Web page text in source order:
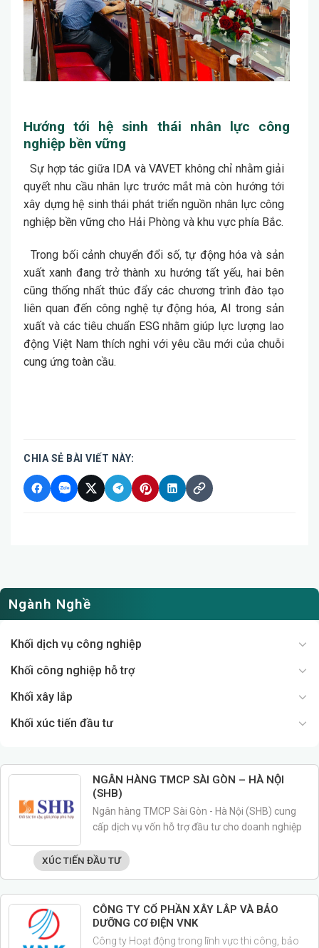
Hướng tới hệ sinh thái nhân lực công
nghiệp bền vững
Sự hợp tác giữa IDA và VAVET không chỉ nhằm giải
quyết nhu cầu nhân lực trước mắt mà còn hướng tới
xây dựng hệ sinh thái phát triển nguồn nhân lực công
nghiệp bền vững cho Hải Phòng và khu vực phía Bắc.
Trong bối cảnh chuyển đổi số, tự động hóa và sản
xuất xanh đang trở thành xu hướng tất yếu, hai bên
cũng thống nhất thúc đẩy các chương trình đào tạo
liên quan đến công nghệ tự động hóa, AI trong sản
xuất và các tiêu chuẩn ESG nhằm giúp lực lượng lao
động Việt Nam thích nghi với yêu cầu mới của chuỗi
cung ứng toàn cầu.
CHIA SẺ BÀI VIẾT NÀY:
Ngành Nghề
Khối dịch vụ công nghiệp
Khối công nghiệp hỗ trợ
Khối xây lắp
Khối xúc tiến đầu tư
NGÂN HÀNG TMCP SÀI GÒN – HÀ NỘI
(SHB)
XÚC TIẾN ĐẦU TƯ
Ngân hàng TMCP Sài Gòn - Hà Nội (SHB) cung
cấp dịch vụ vốn hỗ trợ đầu tư cho doanh nghiệp
CÔNG TY CỔ PHẦN XÂY LẮP VÀ BẢO
DƯỠNG CƠ ĐIỆN VNK
Công ty Hoạt động trong lĩnh vực thi công, bảo